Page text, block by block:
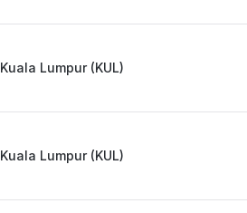
Kuala Lumpur(KUL)
Kuala Lumpur(KUL)